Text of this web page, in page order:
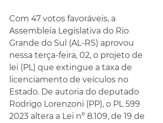
Com 47 votos favoráveis, a
Assembleia Legislativa do Rio
Grande do Sul (AL-RS) aprovou
nessa terça-feira, 02, o projeto de
lei (PL) que extingue a taxa de
licenciamento de veículos no
Estado. De autoria do deputado
Rodrigo Lorenzoni (PP), o PL 599
2023 altera a Lei nº 8.109, de 19 de